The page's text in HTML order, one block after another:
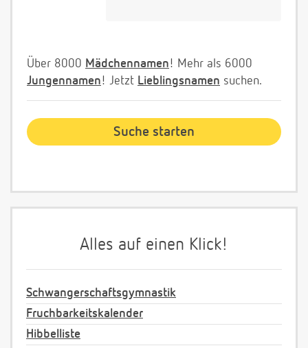
Über 8000 Mädchennamen! Mehr als 6000
Jungennamen! Jetzt Lieblingsnamen suchen.
Alles auf einen Klick!
Schwangerschaftsgymnastik
Fruchbarkeitskalender
Hibbelliste